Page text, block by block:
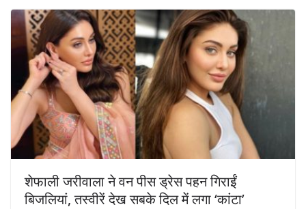
शेफाली जरीवाला ने वन पीस ड्रेस पहन गिराईं
बिजलियां, तस्वीरें देख सबके दिल में लगा ‘कांटा’